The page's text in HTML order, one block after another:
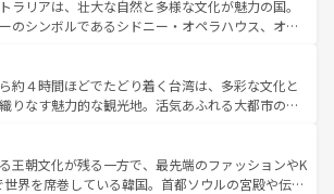
力。旅行者はアメリカの各地域で異なる魅力を楽
ら、その多様性と豊かな歴史を感じることができ
沢な旅のスタイルだ。 なお、新着のアメリカ
コンテンツ一覧を参照してほしい。
静かな自然を求めるならマウイ島やカウアイ島が
。エメラルドグリーンに輝く海をはじめ、豊かな
てなしの心で訪れる人々を迎えてくれるハワイの
いしいローカルフードやハワイアンミュージッ
的なフラダンスなど、すべてがハワイの魅力を彩
味わってほしい。 なお、新着のハワイ情報
ンツ一覧を参照してほしい。
ラリアは、壮大な自然と多様な文化が魅力の国。
のシンボルであるシドニー・オペラハウス、オー
フや大陸中央部にそびえるウルル（エアーズロッ
スマニアの美しい原生林やケアンズの熱帯雨林な
ころがたくさん。また、カフェやワイン、オージ
クティビティも充実しており、サーフィンやダイ
ハイキングなど、アウトドア好きにはたまらな
ストラリアの多彩な魅力を存分に味わいつくそ
約４時間ほどでたどり着く台湾は、多彩な文化と
りなす魅力的な観光地。活気あふれる大都市の台
ひつな山岳地帯である台湾東部など、都市の喧騒
静けさが共存しており、訪れる人に新しい発見と
たらしてくれる。また、奥深い台湾の食文化も魅
王朝文化が残る一方で、最先端のファッションやK
世界を席巻している韓国。首都ソウルの宮殿や伝統